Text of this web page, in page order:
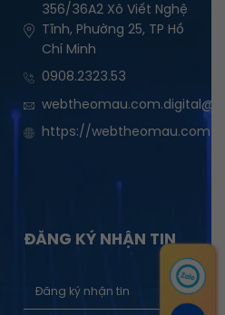
356/36A2 Xô Viết Nghệ
Tĩnh, Phường 25, TP Hồ
Chí Minh
0908.2323.53
https://webtheomau.com
ĐĂNG KÝ NHẬN TIN